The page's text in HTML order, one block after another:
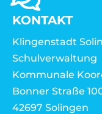
KONTAKT
Klingenstadt
Schulverwaltung
Kommunale
Bonner Straße
42697 Solingen